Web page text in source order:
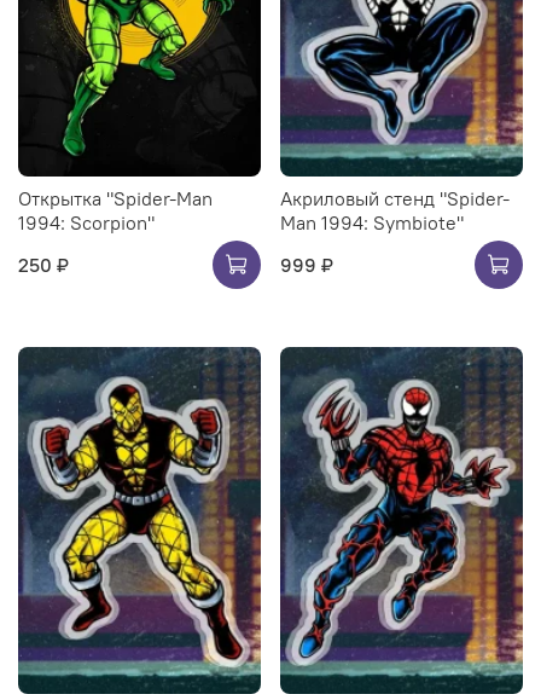
Открытка "Spider-Man
1994: Scorpion"
250 ₽
Акриловый стенд "Spider-
Man 1994: Symbiote"
999 ₽